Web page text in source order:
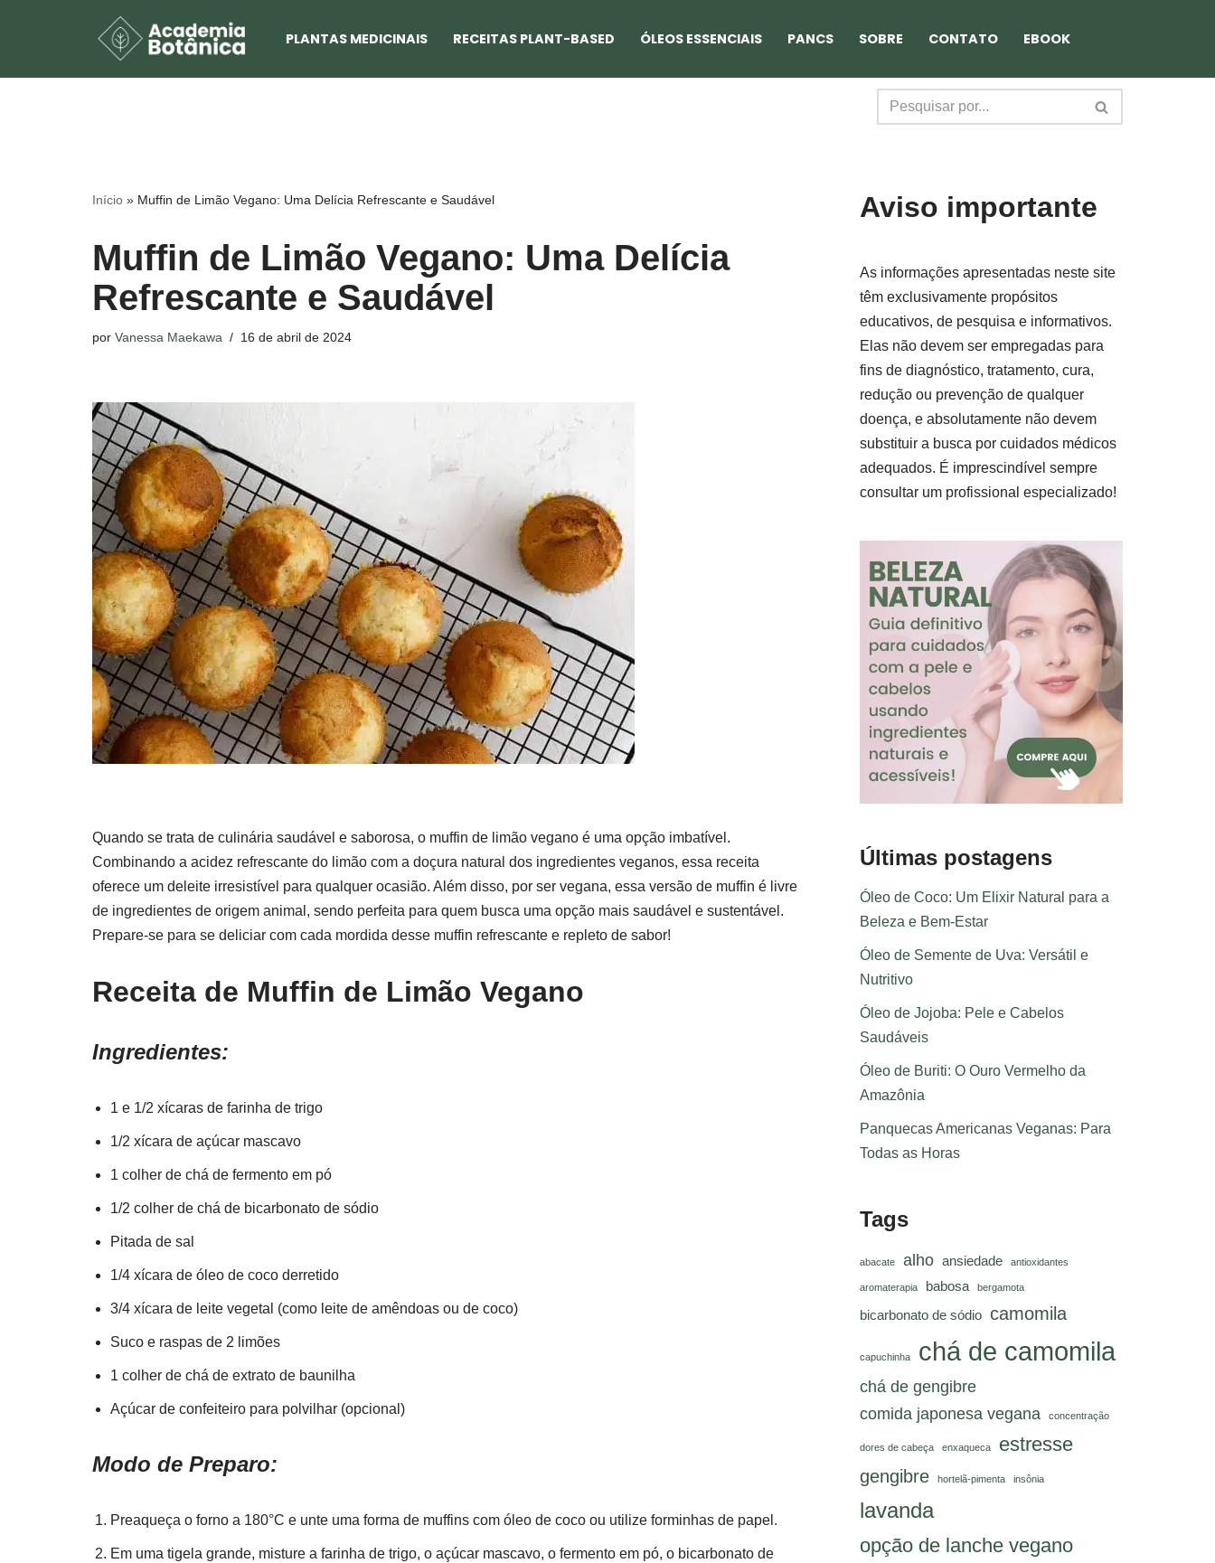
para
PLANTAS MEDICINAIS RECEITAS PLANT-BASED ÓLEOS ESSENCIAIS PANCS SOBRE CONTATO EBOOK
Início » Muffin de Limão Vegano: Uma Delícia Refrescante e Saudável
Muffin de Limão Vegano: Uma Delícia
Refrescante e Saudável
por Vanessa Maekawa 16 de abril de 2024
Quando se trata de culinária saudável e saborosa, o muffin de limão vegano é uma opção imbatível.
Combinando a acidez refrescante do limão com a doçura natural dos ingredientes veganos, essa receita
oferece um deleite irresistível para qualquer ocasião. Além disso, por ser vegana, essa versão de muffin é livre
de ingredientes de origem animal, sendo perfeita para quem busca uma opção mais saudável e sustentável.
Prepare-se para se deliciar com cada mordida desse muffin refrescante e repleto de sabor!
Receita de Muffin de Limão Vegano
Ingredientes:
1 e 1/2 xícaras de farinha de trigo
1/2 xícara de açúcar mascavo
1 colher de chá de fermento em pó
1/2 colher de chá de bicarbonato de sódio
Pitada de sal
1/4 xícara de óleo de coco derretido
3/4 xícara de leite vegetal (como leite de amêndoas ou de coco)
Suco e raspas de 2 limões
1 colher de chá de extrato de baunilha
Açúcar de confeiteiro para polvilhar (opcional)
Modo de Preparo:
Preaqueça o forno a 180°C e unte uma forma de muffins com óleo de coco ou utilize forminhas de papel.
Em uma tigela grande, misture a farinha de trigo, o açúcar mascavo, o fermento em pó, o bicarbonato de
Aviso importante
As informações apresentadas neste site
têm exclusivamente propósitos
educativos, de pesquisa e informativos.
Elas não devem ser empregadas para
fins de diagnóstico, tratamento, cura,
redução ou prevenção de qualquer
doença, e absolutamente não devem
substituir a busca por cuidados médicos
adequados. É imprescindível sempre
consultar um profissional especializado!
Últimas postagens
Óleo de Coco: Um Elixir Natural para a
Beleza e Bem-Estar
Óleo de Semente de Uva: Versátil e
Nutritivo
Óleo de Jojoba: Pele e Cabelos
Saudáveis
Óleo de Buriti: O Ouro Vermelho da
Amazônia
Panquecas Americanas Veganas: Para
Todas as Horas
Tags
abacate alho ansiedade antioxidantes
aromaterapia babosa bergamota
bicarbonato de sódio camomila
capuchinha chá de camomila
chá de gengibre
comida japonesa vegana
concentração
dores de cabeça enxaqueca estresse
gengibre hortelã-pimenta insônia
lavanda
opção de lanche vegano